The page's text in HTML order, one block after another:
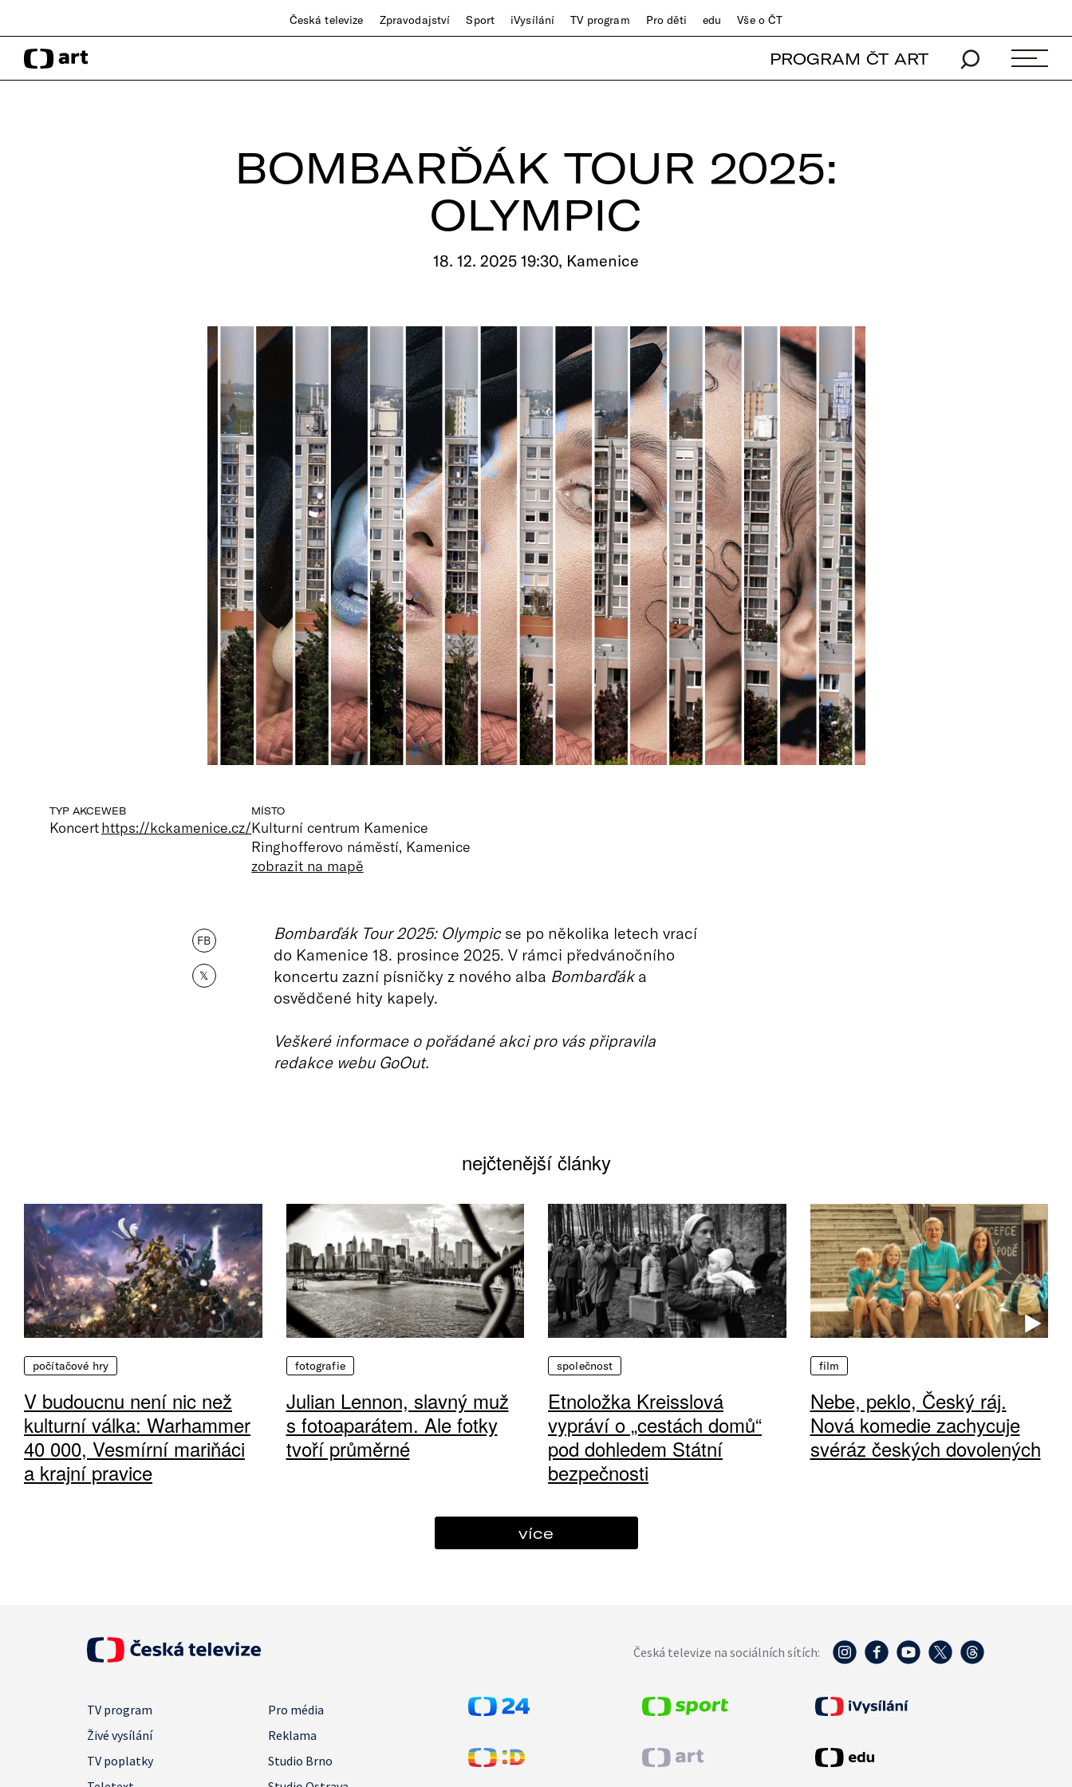
Česká televize Zpravodajství Sport iVysílání TV program Pro děti edu Vše o ČT
PROGRAM ČT ART
BOMBARĎÁK TOUR 2025:
OLYMPIC
18. 12. 2025 19:30, Kamenice
TYP AKCE
Koncert
WEB
https://kckamenice.cz/
MÍSTO
Kulturní centrum Kamenice
Ringhofferovo náměstí, Kamenice
zobrazit na mapě
FB
𝕏
Bombarďák Tour 2025: Olympicse po několika letech vrací
do Kamenice 18. prosince 2025. V rámci předvánočního
koncertu zazní písničky z nového alba Bombarďáka
osvědčené hity kapely.
Veškeré informace o pořádané akci pro vás připravila
redakce webu GoOut.
nejčtenější články
počítačové hry
V budoucnu není nic než
kulturní válka: Warhammer
40 000, Vesmírní mariňáci
a krajní pravice
fotografie
Julian Lennon, slavný muž
s fotoaparátem. Ale fotky
tvoří průměrné
společnost
Etnoložka Kreisslová
vypráví o „cestách domů“
pod dohledem Státní
bezpečnosti
film
Nebe, peklo, Český ráj.
Nová komedie zachycuje
svéráz českých dovolených
více
Česká televize na sociálních sítích:
TV program
Pro média
Živé vysílání
Reklama
TV poplatky
Studio Brno